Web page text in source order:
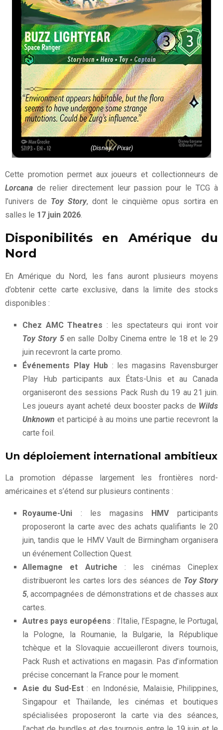
(Disney / Pixar)
Cette promotion permet aux joueurs et collectionneurs de
Lorcana de relier directement leur passion pour le TCG à
l’univers de Toy Story, dont le cinquième opus sortira en
salles le 17 juin 2026
Disponibilités en Amérique du
Nord
En Amérique du Nord, les fans auront plusieurs moyens
d’obtenir cette carte exclusive, dans la limite des stocks
disponibles :
Chez AMC Theatres : les spectateurs qui iront voir
Toy Story 5en salle Dolby Cinema entre le 18 et le 29
juin recevront la carte promo.
Événements Play Hub: les magasins Ravensburger
Play Hub participants aux États-Unis et au Canada
organiseront des sessions Pack Rush du 19 au 21 juin.
Les joueurs ayant acheté deux booster packs de Wilds
Unknown et participé à au moins une partie recevront la
carte foil.
Un déploiement international ambitieux
La promotion dépasse largement les frontières nord-
américaines et s’étend sur plusieurs continents :
Royaume-Uni : les magasins HMVparticipants
proposeront la carte avec des achats qualifiants le 20
juin, tandis que le HMV Vault de Birmingham organisera
un événement Collection Quest.
Allemagne et Autriche : les cinémas Cineplex
distribueront les cartes lors des séances de Toy Story
5, accompagnées de démonstrations et de chasses aux
cartes.
Autres pays européens : l’Italie, l’Espagne, le Portugal,
la Pologne, la Roumanie, la Bulgarie, la République
tchèque et la Slovaquie accueilleront divers tournois,
Pack Rush et activations en magasin. Pas d’information
précise concernant la France pour le moment.
Asie du Sud-Est: en Indonésie, Malaisie, Philippines,
Singapour et Thaïlande, les cinémas et boutiques
spécialisées proposeront la carte via des séances,